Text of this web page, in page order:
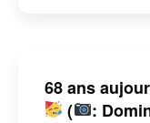
68 ans
(
: